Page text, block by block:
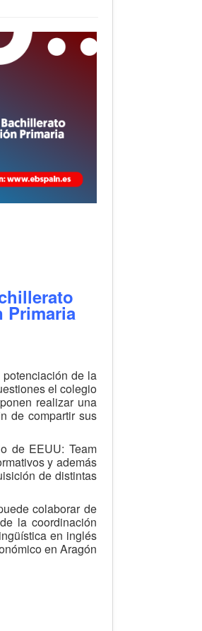
Primaria
de la
el colegio
realizar una
de compartir sus
de EEUU: Team
y además
de distintas
colaborar de
la coordinación
en inglés
en Aragón